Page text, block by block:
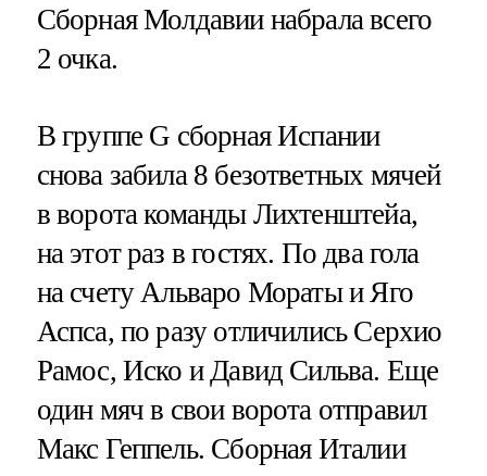
Сборная Молдавии набрала всего
2 очка.
В группе G сборная Испании
снова забила 8 безответных мячей
в ворота команды Лихтенштейа,
на этот раз в гостях. По два гола
на счету Альваро Мораты и Яго
Аспса, по разу отличились Серхио
Рамос, Иско и Давид Сильва. Еще
один мяч в свои ворота отправил
Макс Геппель. Сборная Италии